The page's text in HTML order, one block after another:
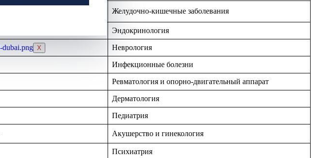
X
Желудочно-кишечные заболевания
Эндокринология
Неврология
Инфекционные болезни
Ревматология и опорно-двигательный аппарат
Дерматология
Педиатрия
Акушерство и гинекология
Психиатрия